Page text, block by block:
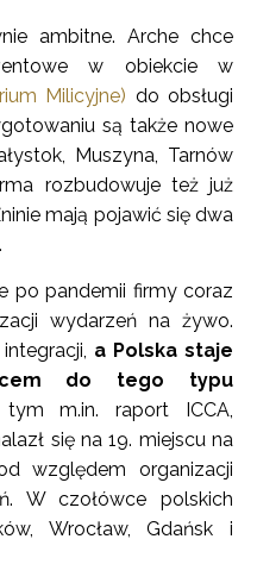
ambitne. Arche chce
w obiekcie w
Milicyjne) do obsługi
są także nowe
Muszyna, Tarnów
rozbudowuje też już
mają pojawić się dwa
po pandemii firmy coraz
wydarzeń na żywo.
a Polska staje
do tego typu
m.in. raport ICCA,
się na 19. miejscu na
względem organizacji
W czołówce polskich
Wrocław, Gdańsk i